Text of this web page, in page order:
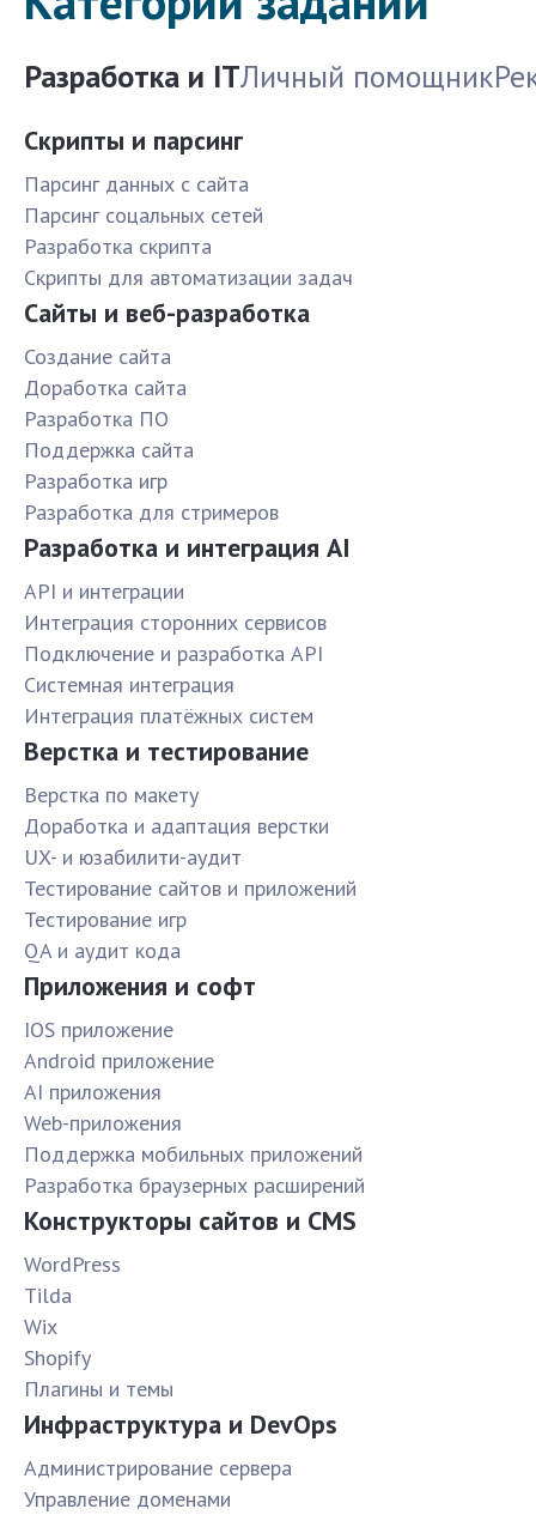
Разработка и ITЛичный помощник
Скрипты и парсинг
Парсинг данных с сайта
Парсинг соцальных сетей
Разработка скрипта
Скрипты для автоматизации задач
Сайты и веб-разработка
Создание сайта
Доработка сайта
Разработка ПО
Поддержка сайта
Разработка игр
Разработка для стримеров
Разработка и интеграция AI
API и интеграции
Интеграция сторонних сервисов
Подключение и разработка API
Системная интеграция
Интеграция платёжных систем
Верстка и тестирование
Верстка по макету
Доработка и адаптация верстки
UX- и юзабилити-аудит
Тестирование сайтов и приложений
Тестирование игр
QA и аудит кода
Приложения и софт
IOS приложение
Android приложение
AI приложения
Web-приложения
Поддержка мобильных приложений
Разработка браузерных расширений
Конструкторы сайтов и CMS
WordPress
Tilda
Wix
Shopify
Плагины и темы
Инфраструктура и DevOps
Администрирование сервера
Управление доменами